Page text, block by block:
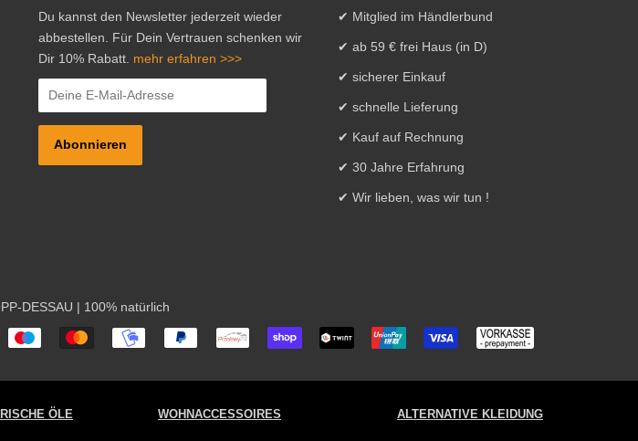
Du kannst den Newsletter jederzeit wieder
abbestellen. Für Dein Vertrauen schenken wir
Dir 10% Rabatt. mehr erfahren >>>
✔ Mitglied im Händlerbund
✔ ab 59 € frei Haus (in D)
✔ sicherer Einkauf
✔ schnelle Lieferung
✔ Kauf auf Rechnung
✔ 30 Jahre Erfahrung
✔ Wir lieben, was wir tun !
DESSAU | 100% natürlich
Zahlungsarten
ÖLE WOHNACCESSOIRES ALTERNATIVE KLEIDUNG